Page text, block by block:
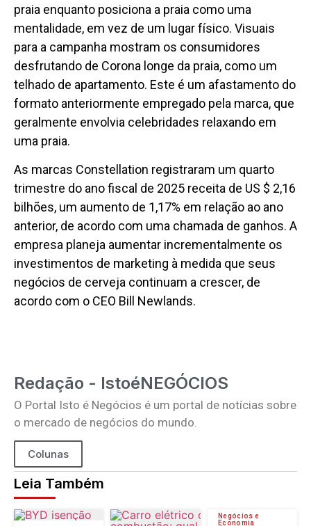
praia enquanto posiciona a praia como uma
mentalidade, em vez de um lugar físico. Visuais
para a campanha mostram os consumidores
desfrutando de Corona longe da praia, como um
telhado de apartamento. Este é um afastamento do
formato anteriormente empregado pela marca, que
geralmente envolvia celebridades relaxando em
uma praia.
As marcas Constellation registraram um quarto
trimestre do ano fiscal de 2025 receita de US $ 2,16
bilhões, um aumento de 1,17% em relação ao ano
anterior, de acordo com uma chamada de ganhos. A
empresa planeja aumentar incrementalmente os
investimentos de marketing à medida que seus
negócios de cerveja continuam a crescer, de
acordo com o CEO Bill Newlands.
Redação - IstoéNEGÓCIOS
O Portal Isto é Negócios é um portal de notícias sobre
o mercado de negócios do mundo.
Colunas
Leia Também
Negócios e
Economia